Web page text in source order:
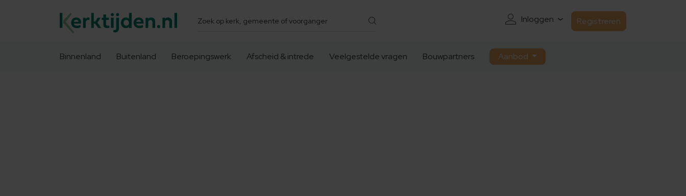
Zoeken Inloggen Registreren
Binnenland Buitenland Beroepingswerk Afscheid & intrede Veelgestelde vragen Bouwpartners Aanbod